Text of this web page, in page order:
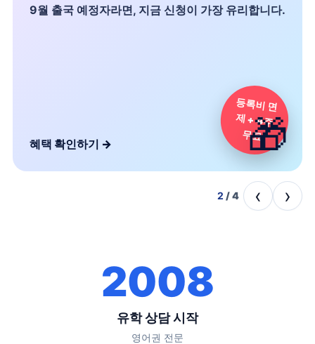
9월 출국 예정자라면, 지금 신청이 가장 유리합니다.
등록비 면
제 + 4주
무료
🎁
혜택 확인하기 →
2 /4 ‹ ›
2008
유학 상담 시작
영어권 전문